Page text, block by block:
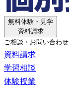
無料体験・見学
資料請求
ご相談・お問い合わせ
資料請求
学習相談
体験授業